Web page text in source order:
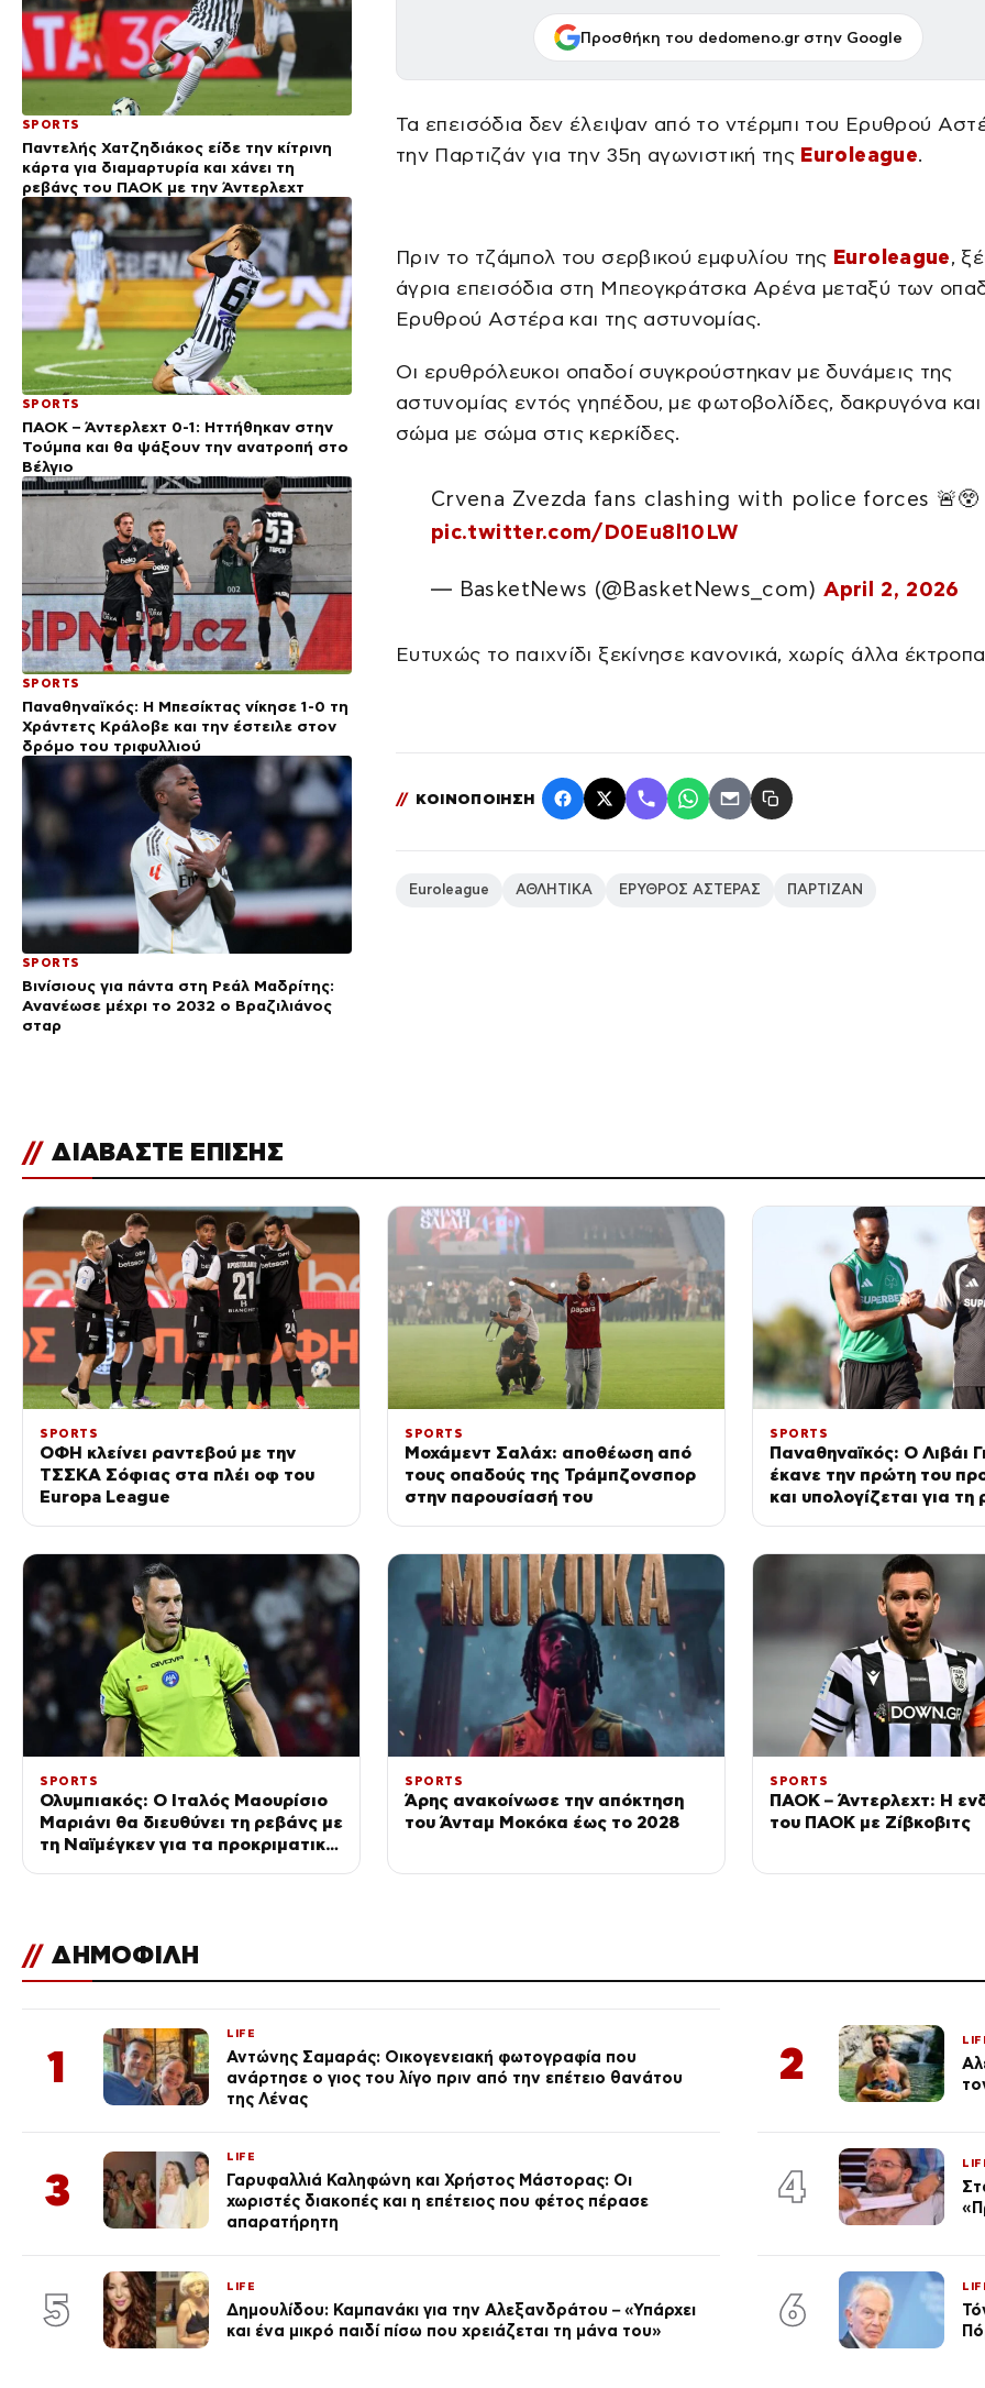
SPORTS
Παντελής Χατζηδιάκος είδε την κίτρινη
κάρτα για διαμαρτυρία και χάνει τη
ρεβάνς του ΠΑΟΚ με την Άντερλεχτ
SPORTS
ΠΑΟΚ – Άντερλεχτ 0-1: Ηττήθηκαν στην
Τούμπα και θα ψάξουν την ανατροπή στο
Βέλγιο
SPORTS
Παναθηναϊκός: Η Μπεσίκτας νίκησε 1-0 τη
Χράντετς Κράλοβε και την έστειλε στον
δρόμο του τριφυλλιού
SPORTS
Βινίσιους για πάντα στη Ρεάλ Μαδρίτης:
Ανανέωσε μέχρι το 2032 ο Βραζιλιάνος
σταρ
Προσθήκη του dedomeno.gr στην Google
Τα επεισόδια δεν έλειψαν από το ντέρμπι του Ερυθρού
την Παρτιζάν για την 35η αγωνιστική της Euroleague.
Πριν το τζάμπολ του σερβικού εμφυλίου της Euroleague,
άγρια επεισόδια στη Μπεογκράτσκα Αρένα μεταξύ των
Ερυθρού Αστέρα και της αστυνομίας.
Οι ερυθρόλευκοι οπαδοί συγκρούστηκαν με δυνάμεις της
αστυνομίας εντός γηπέδου, με φωτοβολίδες, δακρυγόνα
σώμα με σώμα στις κερκίδες.
Crvena Zvezda fans clashing with police forces 🚨😲
pic.twitter.com/D0Eu8l10LW
— BasketNews (@BasketNews_com)April 2, 2026
Ευτυχώς το παιχνίδι ξεκίνησε κανονικά, χωρίς άλλα
// ΚΟΙΝΟΠΟΙΗΣΗ
Euroleague ΑΘΛΗΤΙΚΑ ΕΡΥΘΡΟΣ ΑΣΤΕΡΑΣ ΠΑΡΤΙΖΑΝ
// ΔΙΑΒΑΣΤΕ ΕΠΙΣΗΣ
SPORTS
ΟΦΗ κλείνει ραντεβού με την
ΤΣΣΚΑ Σόφιας στα πλέι οφ του
Europa League
SPORTS
Μοχάμεντ Σαλάχ: αποθέωση από
τους οπαδούς της Τράμπζονσπορ
στην παρουσίασή του
SPORTS
Παναθηναϊκός: Ο Λιβάι
έκανε την πρώτη του
και υπολογίζεται για τη
SPORTS
Ολυμπιακός: Ο Ιταλός Μαουρίσιο
Μαριάνι θα διευθύνει τη ρεβάνς με
τη Ναϊμέγκεν για τα προκριματικά
SPORTS
Άρης ανακοίνωσε την απόκτηση
του Άνταμ Μοκόκα έως το 2028
SPORTS
ΠΑΟΚ – Άντερλεχτ: Η
του ΠΑΟΚ με Ζίβκοβιτς
// ΔΗΜΟΦΙΛΗ
1
LIFE
Αντώνης Σαμαράς: Οικογενειακή φωτογραφία που
ανάρτησε ο γιος του λίγο πριν από την επέτειο θανάτου
της Λένας
2
3
LIFE
Γαρυφαλλιά Καληφώνη και Χρήστος Μάστορας: Οι
χωριστές διακοπές και η επέτειος που φέτος πέρασε
απαρατήρητη
4
5 LIFE
Δημουλίδου: Καμπανάκι για την Αλεξανδράτου – «Υπάρχει
και ένα μικρό παιδί πίσω που χρειάζεται τη μάνα του»
6